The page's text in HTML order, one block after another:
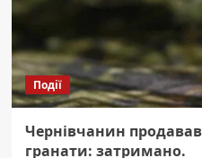
Події
Чернівчанин продавав
гранати: затримано.